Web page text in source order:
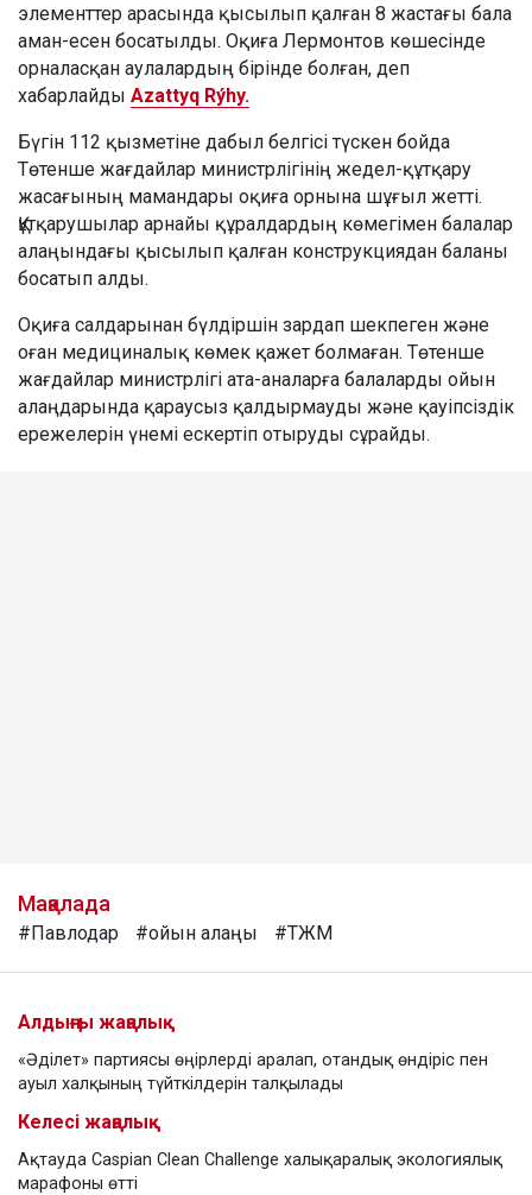
элементтер арасында қысылып қалған 8 жастағы бала
аман-есен босатылды. Оқиға Лермонтов көшесінде
орналасқан аулалардың бірінде болған, деп
хабарлайды Azattyq Rýhy.
Бүгін 112 қызметіне дабыл белгісі түскен бойда
Төтенше жағдайлар министрлігінің жедел-құтқару
жасағының мамандары оқиға орнына шұғыл жетті.
Құтқарушылар арнайы құралдардың көмегімен балалар
алаңындағы қысылып қалған конструкциядан баланы
босатып алды.
Оқиға салдарынан бүлдіршін зардап шекпеген және
оған медициналық көмек қажет болмаған. Төтенше
жағдайлар министрлігі ата-аналарға балаларды ойын
алаңдарында қараусыз қалдырмауды және қауіпсіздік
ережелерін үнемі ескертіп отыруды сұрайды.
Мақалада
#Павлодар #ойын алаңы #ТЖМ
Алдыңғы жаңалық
«Әділет» партиясы өңірлерді аралап, отандық өндіріс пен
ауыл халқының түйткілдерін талқылады
Келесі жаңалық
Ақтауда Caspian Clean Challenge халықаралық экологиялық
марафоны өтті